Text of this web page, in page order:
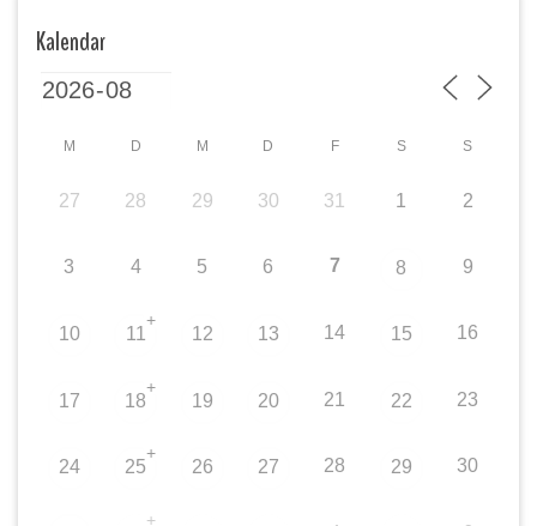
Kalendar
M D M D F S S
27 28 29 30 31 1 2
3 4 5 6 7 8 9
10 11
+
12 13 14 15 16
17 18
+
19 20 21 22 23
24 25
+
26 27 28 29 30
+